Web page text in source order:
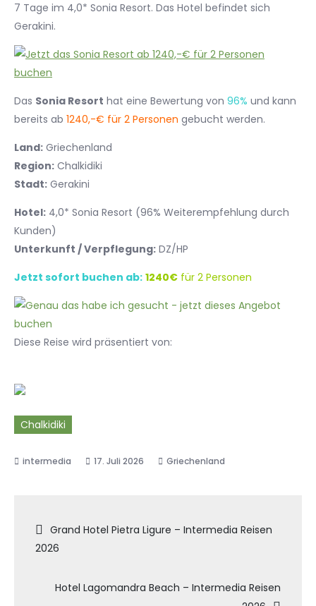
7 Tage im 4,0* Sonia Resort. Das Hotel befindet sich
Gerakini.
Das Sonia Resort hat eine Bewertung von 96% und kann
bereits ab 1240,-€ für 2 Personen gebucht werden.
Land: Griechenland
Region: Chalkidiki
Stadt: Gerakini
Hotel: 4,0* Sonia Resort (96% Weiterempfehlung durch
Kunden)
Unterkunft / Verpflegung: DZ/HP
Jetzt sofort buchen ab: 1240€ für 2 Personen
Diese Reise wird präsentiert von:
Chalkidiki
17. Juli 2026 Griechenland
Beitragsnavigation
Grand Hotel Pietra Ligure – Intermedia Reisen
2026
Hotel Lagomandra Beach – Intermedia Reisen